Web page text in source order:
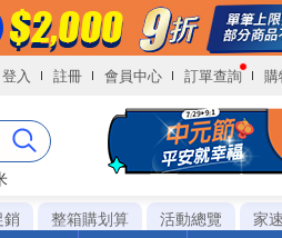
登入 註冊 會員中心 訂單查詢 購
銷
整箱購划算 活動總覽 家